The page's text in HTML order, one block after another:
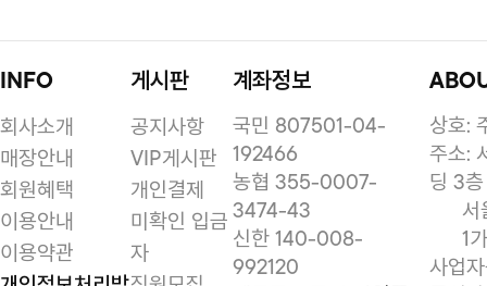
INFO
회사소개
매장안내
회원혜택
이용안내
이용약관
게시판
공지사항
VIP게시판
개인결제
미확인 입금
자
계좌정보
국민 807501-04-
192466
농협 355-0007-
3474-43
신한 140-008-
992120
상호:
주소:
딩 3층
서
1
사업